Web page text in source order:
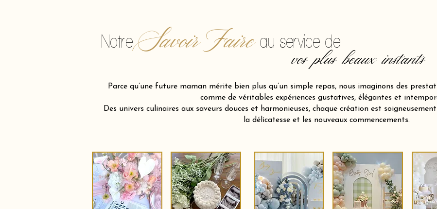
Savoir Faire
Notre au service de
vos plus beaux instants
Parce qu’une future maman mérite bien plus qu’un simple repas, nous imaginons des
comme de véritables expériences gustatives, élégantes et
Des univers culinaires aux saveurs douces et harmonieuses, chaque création est
la délicatesse et les nouveaux commencements.